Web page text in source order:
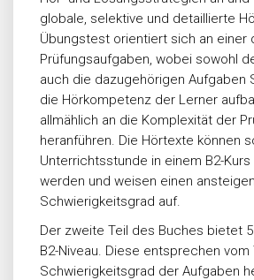
globale, selektive und detaillierte
Übungstest orientiert sich an einer
Prüfungsaufgaben, wobei sowohl
auch die dazugehörigen Aufgaben
die Hörkompetenz der Lerner
allmählich an die Komplexität der
heranführen. Die Hörtexte können
Unterrichtsstunde in einem B2-
werden und weisen einen
Schwierigkeitsgrad auf.
Der zweite Teil des Buches bietet
B2-Niveau. Diese entsprechen
Schwierigkeitsgrad der Aufgaben